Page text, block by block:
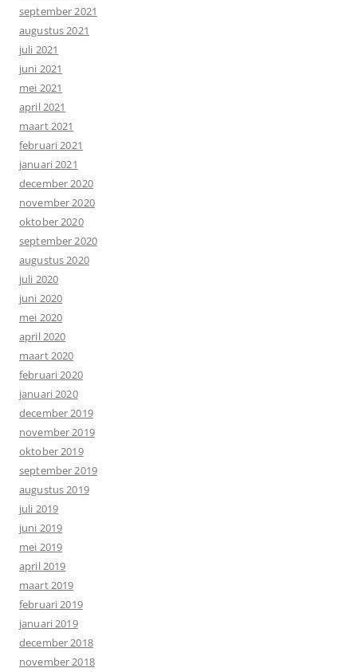
september 2021
augustus 2021
juli 2021
juni 2021
mei 2021
april 2021
maart 2021
februari 2021
januari 2021
december 2020
november 2020
oktober 2020
september 2020
augustus 2020
juli 2020
juni 2020
mei 2020
april 2020
maart 2020
februari 2020
januari 2020
december 2019
november 2019
oktober 2019
september 2019
augustus 2019
juli 2019
juni 2019
mei 2019
april 2019
maart 2019
februari 2019
januari 2019
december 2018
november 2018